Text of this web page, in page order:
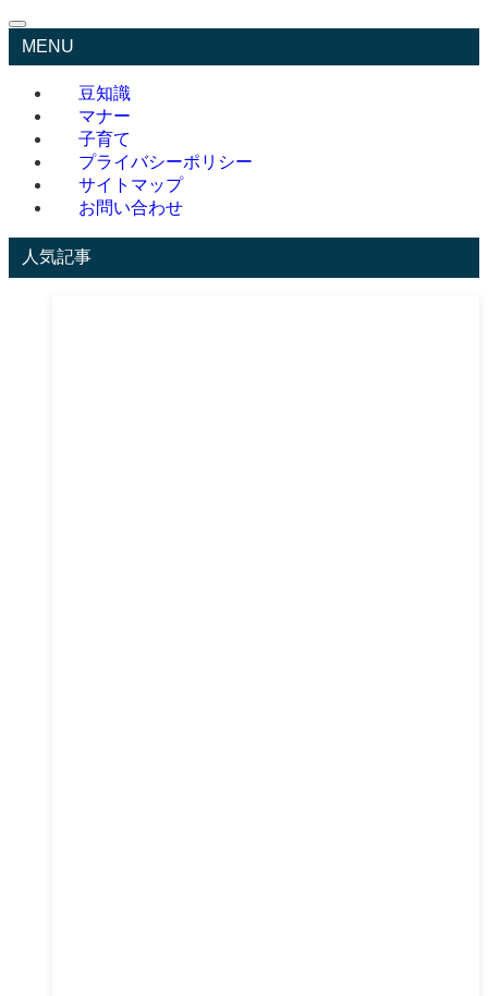
MENU
豆知識
マナー
子育て
プライバシーポリシー
サイトマップ
お問い合わせ
人気記事